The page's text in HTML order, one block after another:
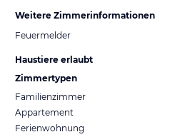
Weitere Zimmerinformationen
Feuermelder
Haustiere erlaubt
Zimmertypen
Familienzimmer
Appartement
Ferienwohnung